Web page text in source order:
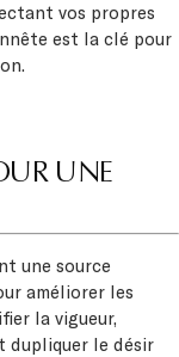
vos propres
est la clé pour
UNE
une source
améliorer les
la vigueur,
dupliquer le désir